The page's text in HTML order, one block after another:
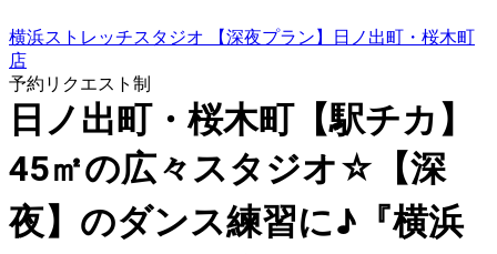
横浜ストレッチスタジオ 【深夜プラン】日ノ出町・桜木町
店
予約リクエスト制
日ノ出町・桜木町【駅チカ】
45㎡の広々スタジオ☆【深
夜】のダンス練習に♪『横浜